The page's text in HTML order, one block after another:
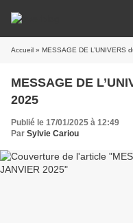
Accueil » MESSAGE DE L’UNIVERS
MESSAGE DE
2025
Publié le 17/01/2025 à 12:49
Par Sylvie Cariou